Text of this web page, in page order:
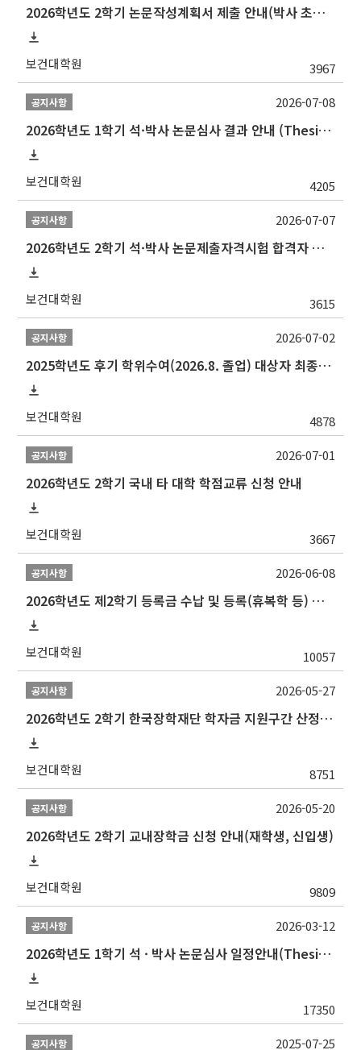
2026학년도 2학기 논문작성계획서 제출 안내(박사 초심 일정 포함)_Thesis Proposal
보건대학원 3967
공지사항
2026학년도 1학기 석·박사 논문심사 결과 안내 (Thesis Defense Result)
보건대학원 4205
2026-07-08
공지사항
2026학년도 2학기 석·박사 논문제출자격시험 합격자 공고(TSQ Exam Result)
보건대학원 3615
2026-07-07
공지사항
2025학년도 후기 학위수여(2026.8. 졸업) 대상자 최종인준 논문 제출 안내
보건대학원 4878
2026-07-02
공지사항
2026학년도 2학기 국내 타 대학 학점교류 신청 안내
보건대학원 3667
2026-07-01
공지사항
2026학년도 제2학기 등록금 수납 및 등록(휴복학 등) 일정 안내
보건대학원 10057
2026-06-08
공지사항
2026학년도 2학기 한국장학재단 학자금 지원구간 산정 신청 안내
보건대학원 8751
2026-05-27
공지사항
2026학년도 2학기 교내장학금 신청 안내(재학생, 신입생)
보건대학원 9809
2026-05-20
공지사항
2026학년도 1학기 석 · 박사 논문심사 일정안내(Thesis Defense Schedules)
보건대학원 17350
2026-03-12
공지사항 2025-07-25